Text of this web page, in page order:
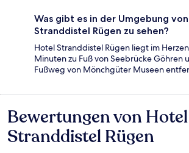
Was gibt es in der Umgebung
Stranddistel Rügen zu sehen?
Hotel Stranddistel Rügen liegt im
Minuten zu Fuß von Seebrücke Göhren
Fußweg von Mönchgüter Museen
Bewertungen
Bewertungen von Hotel
Stranddistel Rügen